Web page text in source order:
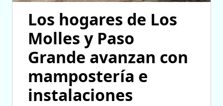
Los hogares de Los
Molles y Paso
Grande avanzan con
mampostería e
instalaciones